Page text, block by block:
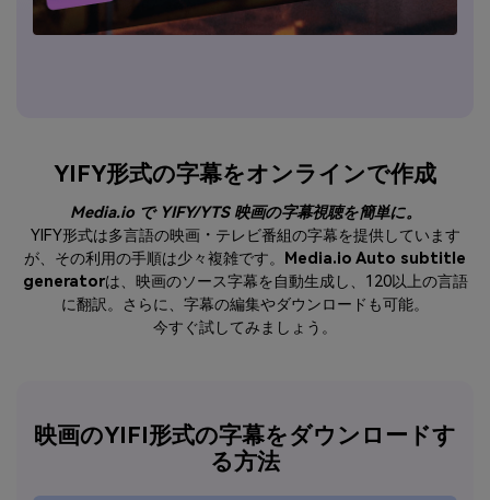
YIFY形式の字幕をオンラインで作成
Media.io で YIFY/YTS 映画の字幕視聴を簡単に。
YIFY形式は多言語の映画・テレビ番組の字幕を提供しています
が、その利用の手順は少々複雑です。
Media.io Auto subtitle
generatorは、映画のソース字幕を自動生成し、120以上の言語
に翻訳。さらに、字幕の編集やダウンロードも可能。
今すぐ試してみましょう。
映画のYIFI形式の字幕をダウンロードす
る方法